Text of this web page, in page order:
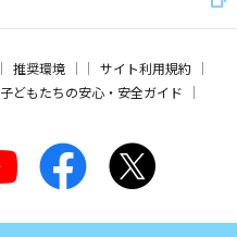
推奨環境
サイト利用規約
子どもたちの安心・安全ガイド